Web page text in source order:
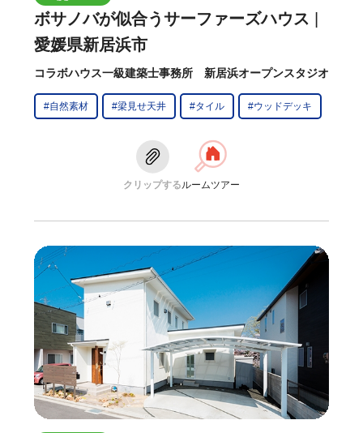
ボサノバが似合うサーファーズハウス
愛媛県新居浜市
コラボハウス一級建築士事務所 新居浜オープンスタジオ
#自然素材 #梁見せ天井 #タイル #ウッドデッキ
クリップする ルームツアー